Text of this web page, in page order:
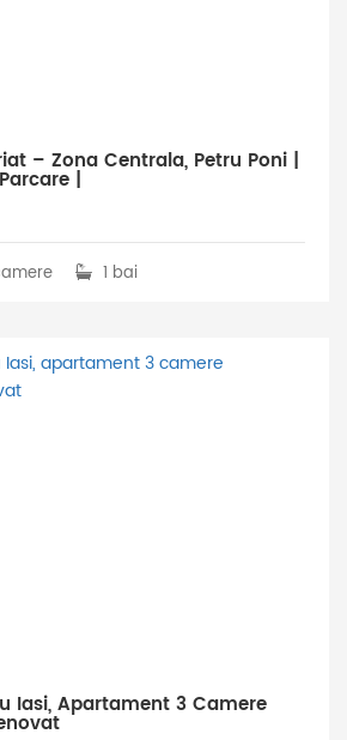
– Zona Centrala, Petru Poni |
|
1 bai
Iasi, Apartament 3 Camere